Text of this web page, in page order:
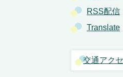
RSS配信
Translate
交通アク